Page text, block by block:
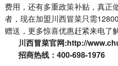
费用，还有多重政策补贴，真正
者，现在加盟川西冒菜只需12800
赠送，更多惊喜优惠赶紧来电了解
川西冒菜官网 :http://
招商热线： 400-698-1976